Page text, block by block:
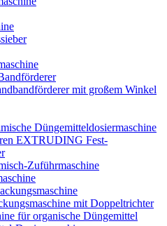
mit großem Winkel
Düngemitteldosiermaschine
EXTRUDING Fest-
Zuführmaschine
mit Doppeltrichter
für organische Düngemittel